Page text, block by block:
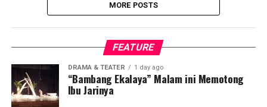
MORE POSTS
FEATURE
DRAMA & TEATER 1 day ago
“Bambang Ekalaya” Malam ini Memotong
Ibu Jarinya